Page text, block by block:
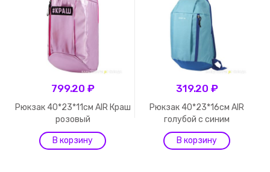
799.20 ₽
Рюкзак 40*23*11см AIR Краш
розовый
319.20 ₽
Рюкзак 40*23*16см AIR
голубой с синим